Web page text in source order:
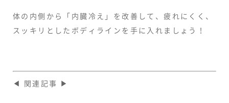
体の内側から「内臓冷え」を改善して、疲れにくく、
スッキリとしたボディラインを手に入れましょう！
◀ 関連記事 ▶